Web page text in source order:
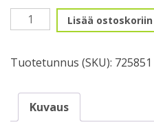
Takapyörä
24",
Kasetti,
Disc
määrä
Lisää ostoskoriin
Tuotetunnus (SKU): 725851
Kuvaus